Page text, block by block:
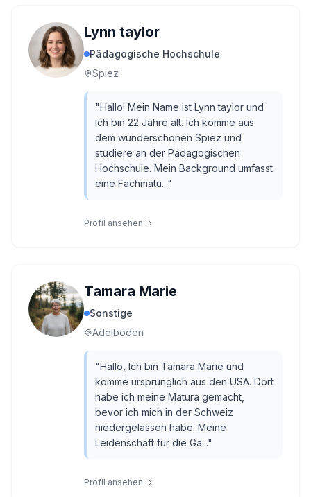
Lynn taylor
Pädagogische Hochschule
Spiez
"Hallo! Mein Name ist Lynn taylor und
ich bin 22 Jahre alt. Ich komme aus
dem wunderschönen Spiez und
studiere an der Pädagogischen
Hochschule. Mein Background umfasst
eine Fachmatu..."
Profil ansehen
Tamara Marie
Sonstige
Adelboden
"Hallo, Ich bin Tamara Marie und
komme ursprünglich aus den USA. Dort
habe ich meine Matura gemacht,
bevor ich mich in der Schweiz
niedergelassen habe. Meine
Leidenschaft für die Ga..."
Profil ansehen